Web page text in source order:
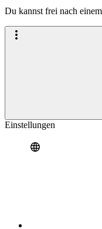
Du kannst frei nach
Einstellungen